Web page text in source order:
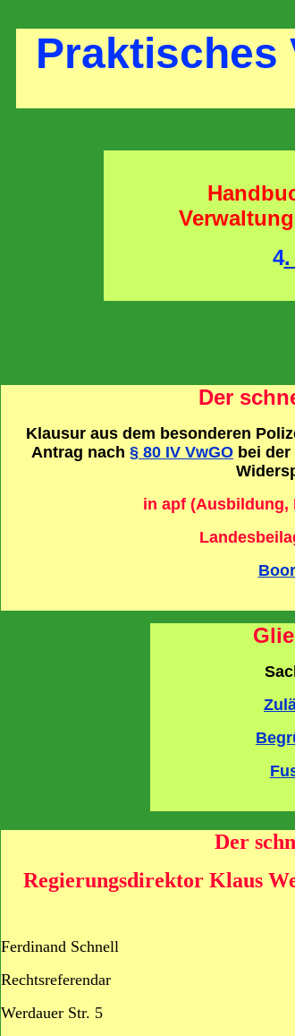
Praktisches
4.
Der
Klausur aus dem besonderen
Antrag nach § 80 IV VwGO bei
in apf (Ausbildung,
Der
Regierungsdirektor Klaus
Ferdinand
Rechtsreferendar
Werdauer Str. 5